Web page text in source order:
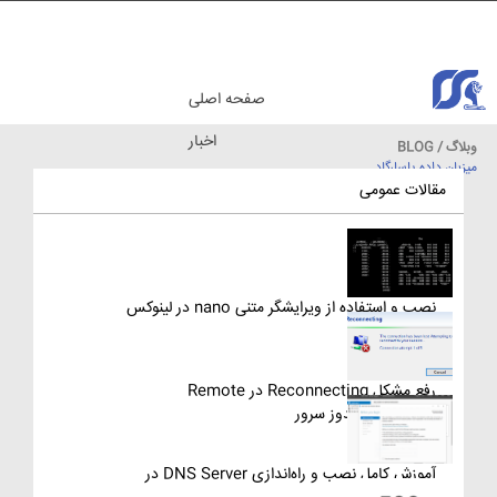
وبلاگ / BLOG
میزبان داده پاسارگاد
صفحه اصلی
اخبار
مقالات عمومی
نصب و استفاده از ویرایشگر متنی nano در لینوکس
رفع مشکل Reconnecting در Remote
Desktop ویندوز سرور
آموزش کامل نصب و راه‌اندازی DNS Server در